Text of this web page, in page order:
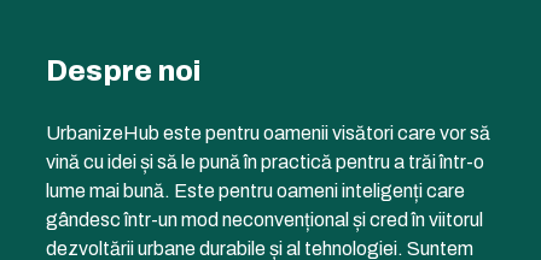
Despre noi
UrbanizeHub este pentru oamenii visători care vor să
vină cu idei și să le pună în practică pentru a trăi într-o
lume mai bună. Este pentru oameni inteligenți care
gândesc într-un mod neconvențional și cred în viitorul
dezvoltării urbane durabile și al tehnologiei. Suntem